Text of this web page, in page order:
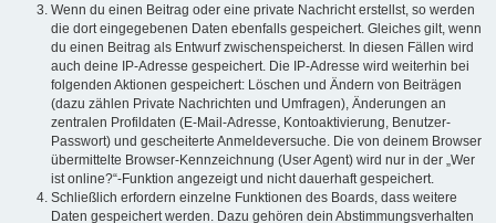
Wenn du einen Beitrag oder eine private Nachricht erstellst, so werden
die dort eingegebenen Daten ebenfalls gespeichert. Gleiches gilt, wenn
du einen Beitrag als Entwurf zwischenspeicherst. In diesen Fällen wird
auch deine IP-Adresse gespeichert. Die IP-Adresse wird weiterhin bei
folgenden Aktionen gespeichert: Löschen und Ändern von Beiträgen
(dazu zählen Private Nachrichten und Umfragen), Änderungen an
zentralen Profildaten (E-Mail-Adresse, Kontoaktivierung, Benutzer-
Passwort) und gescheiterte Anmeldeversuche. Die von deinem Browser
übermittelte Browser-Kennzeichnung (User Agent) wird nur in der „Wer
ist online?“-Funktion angezeigt und nicht dauerhaft gespeichert.
Schließlich erfordern einzelne Funktionen des Boards, dass weitere
Daten gespeichert werden. Dazu gehören dein Abstimmungsverhalten